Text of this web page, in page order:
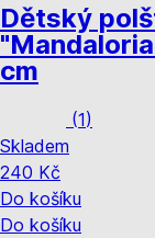
Dětský
cm
(1)
Skladem
240 Kč
Do košíku
Do košíku